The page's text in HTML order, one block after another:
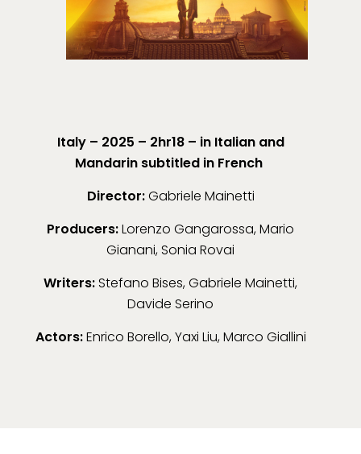
Italy – 2025 – 2hr18 – in Italian and
Mandarin subtitled in French
Director:Gabriele Mainetti
Producers:Lorenzo Gangarossa, Mario
Gianani, Sonia Rovai
Writers:Stefano Bises, Gabriele Mainetti,
Davide Serino
Actors:Enrico Borello, Yaxi Liu, Marco Giallini